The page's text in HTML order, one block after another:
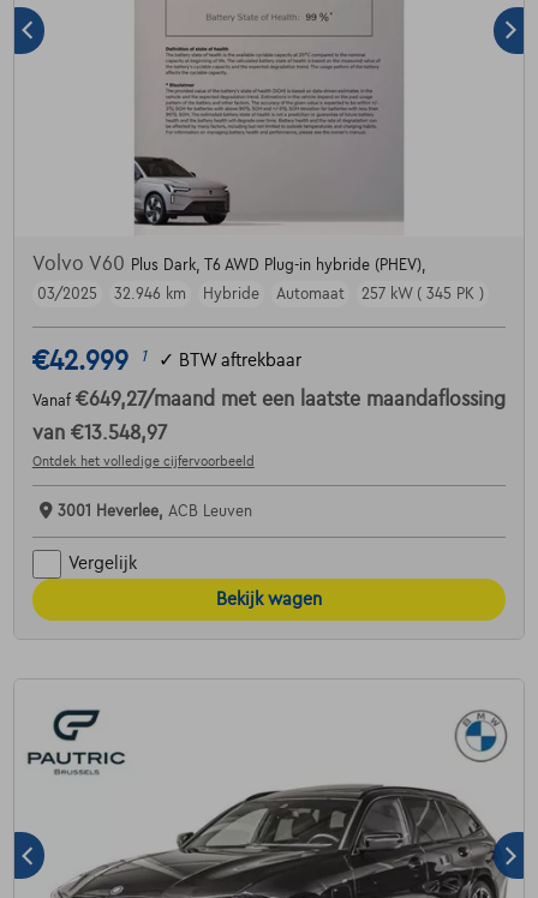
Volvo V60 Plus Dark, T6 AWD Plug-in hybride (PHEV),
03/2025
32.946 km Hybride Automaat 257 kW ( 345 PK )
€42.999 1 ✓ BTW aftrekbaar
Vanaf €649,27/maand met een laatste maandaflossing
van €13.548,97
Ontdek het volledige cijfervoorbeeld
3001 Heverlee, ACB Leuven
Vergelijk
Bekijk wagen